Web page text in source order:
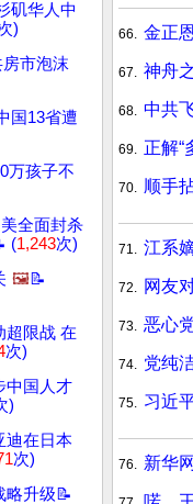
矶华人中
)
市泡沫
国13省遭
万孩子不
美全面封杀
(1,243次)
🖼️📝
超限战 在
次)
中国人才
)
迪在日本
次)
升级📝
66. 金正
67. 神舟
68. 中共
69. 正解“
70. 顺手
71. 江系
72. 网友
73. 恶心
74. 党纯
75. 习近
76. 新华